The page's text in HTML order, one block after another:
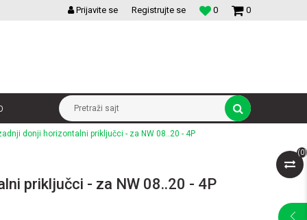
IZBOR MODULARNIH PREKIDACA I UTICNICA 0
0
Prijavite se Registrujte se
Pretraži sajt
(0)
donji horizontalni priključci - za NW 08..20 - 4P
priključci - za NW 08..20 - 4P